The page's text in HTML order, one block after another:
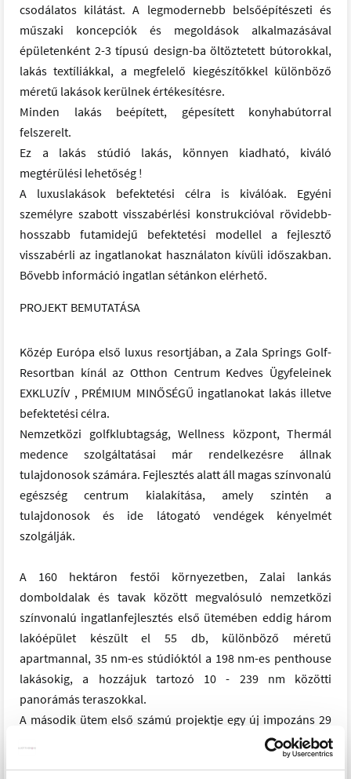
csodálatos kilátást. A legmodernebb belsőépítészeti és
műszaki koncepciók és megoldások alkalmazásával
épületenként 2-3 típusú design-ba öltöztetett bútorokkal,
lakás textíliákkal, a megfelelő kiegészítőkkel különböző
méretű lakások kerülnek értékesítésre.
Minden lakás beépített, gépesített konyhabútorral
felszerelt.
Ez a lakás stúdió lakás, könnyen kiadható, kiváló
megtérülési lehetőség !
A luxuslakások befektetési célra is kiválóak. Egyéni
személyre szabott visszabérlési konstrukcióval rövidebb-
hosszabb futamidejű befektetési modellel a fejlesztő
visszabérli az ingatlanokat használaton kívüli időszakban.
Bővebb információ ingatlan sétánkon elérhető.
PROJEKT BEMUTATÁSA
Közép Európa első luxus resortjában, a Zala Springs Golf-
Resortban kínál az Otthon Centrum Kedves Ügyfeleinek
EXKLUZÍV , PRÉMIUM MINŐSÉGŰ ingatlanokat lakás illetve
befektetési célra.
Nemzetközi golfklubtagság, Wellness központ, Thermál
medence szolgáltatásai már rendelkezésre állnak
tulajdonosok számára. Fejlesztés alatt áll magas színvonalú
egészség centrum kialakítása, amely szintén a
tulajdonosok és ide látogató vendégek kényelmét
szolgálják.
A 160 hektáron festői környezetben, Zalai lankás
domboldalak és tavak között megvalósuló nemzetközi
színvonalú ingatlanfejlesztés első ütemében eddig három
lakóépület készült el 55 db, különböző méretű
apartmannal, 35 nm-es stúdióktól a 198 nm-es penthouse
lakásokig, a hozzájuk tartozó 10 - 239 nm közötti
panorámás teraszokkal.
A második ütem első számú projektje egy új impozáns 29
lakásos tóparti lakóingatlan, amelynek befejezése 2023
második felére várható. Az ingatlanok méretei 28-62 nm